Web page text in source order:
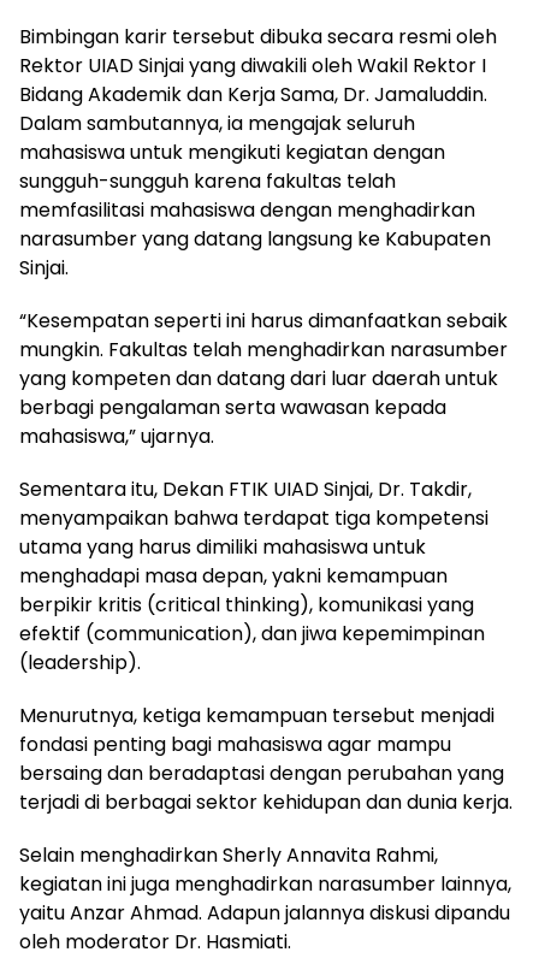
Bimbingan karir tersebut dibuka secara resmi oleh
Rektor UIAD Sinjai yang diwakili oleh Wakil Rektor I
Bidang Akademik dan Kerja Sama, Dr. Jamaluddin.
Dalam sambutannya, ia mengajak seluruh
mahasiswa untuk mengikuti kegiatan dengan
sungguh-sungguh karena fakultas telah
memfasilitasi mahasiswa dengan menghadirkan
narasumber yang datang langsung ke Kabupaten
Sinjai.
“Kesempatan seperti ini harus dimanfaatkan sebaik
mungkin. Fakultas telah menghadirkan narasumber
yang kompeten dan datang dari luar daerah untuk
berbagi pengalaman serta wawasan kepada
mahasiswa,” ujarnya.
Sementara itu, Dekan FTIK UIAD Sinjai, Dr. Takdir,
menyampaikan bahwa terdapat tiga kompetensi
utama yang harus dimiliki mahasiswa untuk
menghadapi masa depan, yakni kemampuan
berpikir kritis (critical thinking), komunikasi yang
efektif (communication), dan jiwa kepemimpinan
(leadership).
Menurutnya, ketiga kemampuan tersebut menjadi
fondasi penting bagi mahasiswa agar mampu
bersaing dan beradaptasi dengan perubahan yang
terjadi di berbagai sektor kehidupan dan dunia kerja.
Selain menghadirkan Sherly Annavita Rahmi,
kegiatan ini juga menghadirkan narasumber lainnya,
yaitu Anzar Ahmad. Adapun jalannya diskusi dipandu
oleh moderator Dr. Hasmiati.